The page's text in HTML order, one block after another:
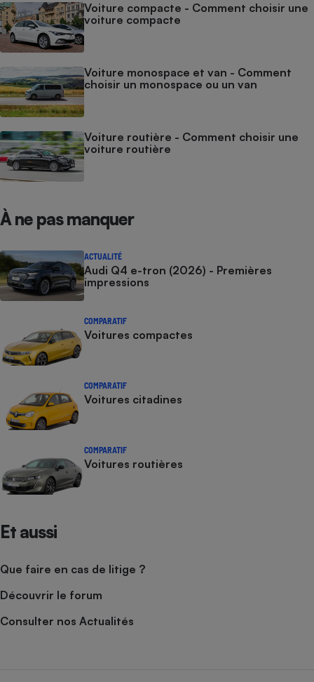
Voiture compacte - Comment choisir une
voiture compacte
Voiture monospace et van - Comment
choisir un monospace ou un van
Voiture routière - Comment choisir une
voiture routière
À ne pas manquer
ACTUALITÉ
Audi Q4 e-tron (2026) - Premières
impressions
COMPARATIF
Voitures compactes
COMPARATIF
Voitures citadines
COMPARATIF
Voitures routières
Et aussi
Que faire en cas de litige ?
Découvrir le forum
Consulter nos Actualités